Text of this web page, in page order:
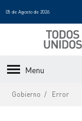
05 de Agosto de 2026
Menu
Gobierno Error